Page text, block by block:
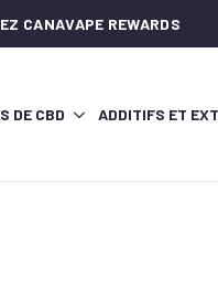
CANAVAPE REWARDS
DE CBD ADDITIFS ET